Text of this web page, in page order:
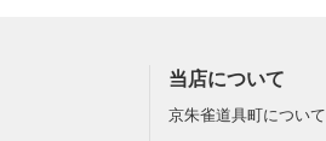
当店について
京朱雀道具町について